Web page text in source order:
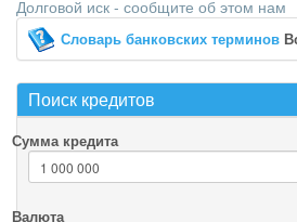
Долговой иск - сообщите об этом нам
Словарь банковских терминов
Поиск кредитов
Сумма кредита
Валюта